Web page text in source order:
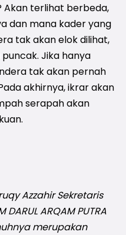
Akan terlihat berbeda,
dan mana kader yang
tak akan elok dilihat,
Jika hanya
tak akan pernah
akhirnya, ikrar akan
serapah akan
Azzahir Sekretaris
ARQAM PUTRA
merupakan